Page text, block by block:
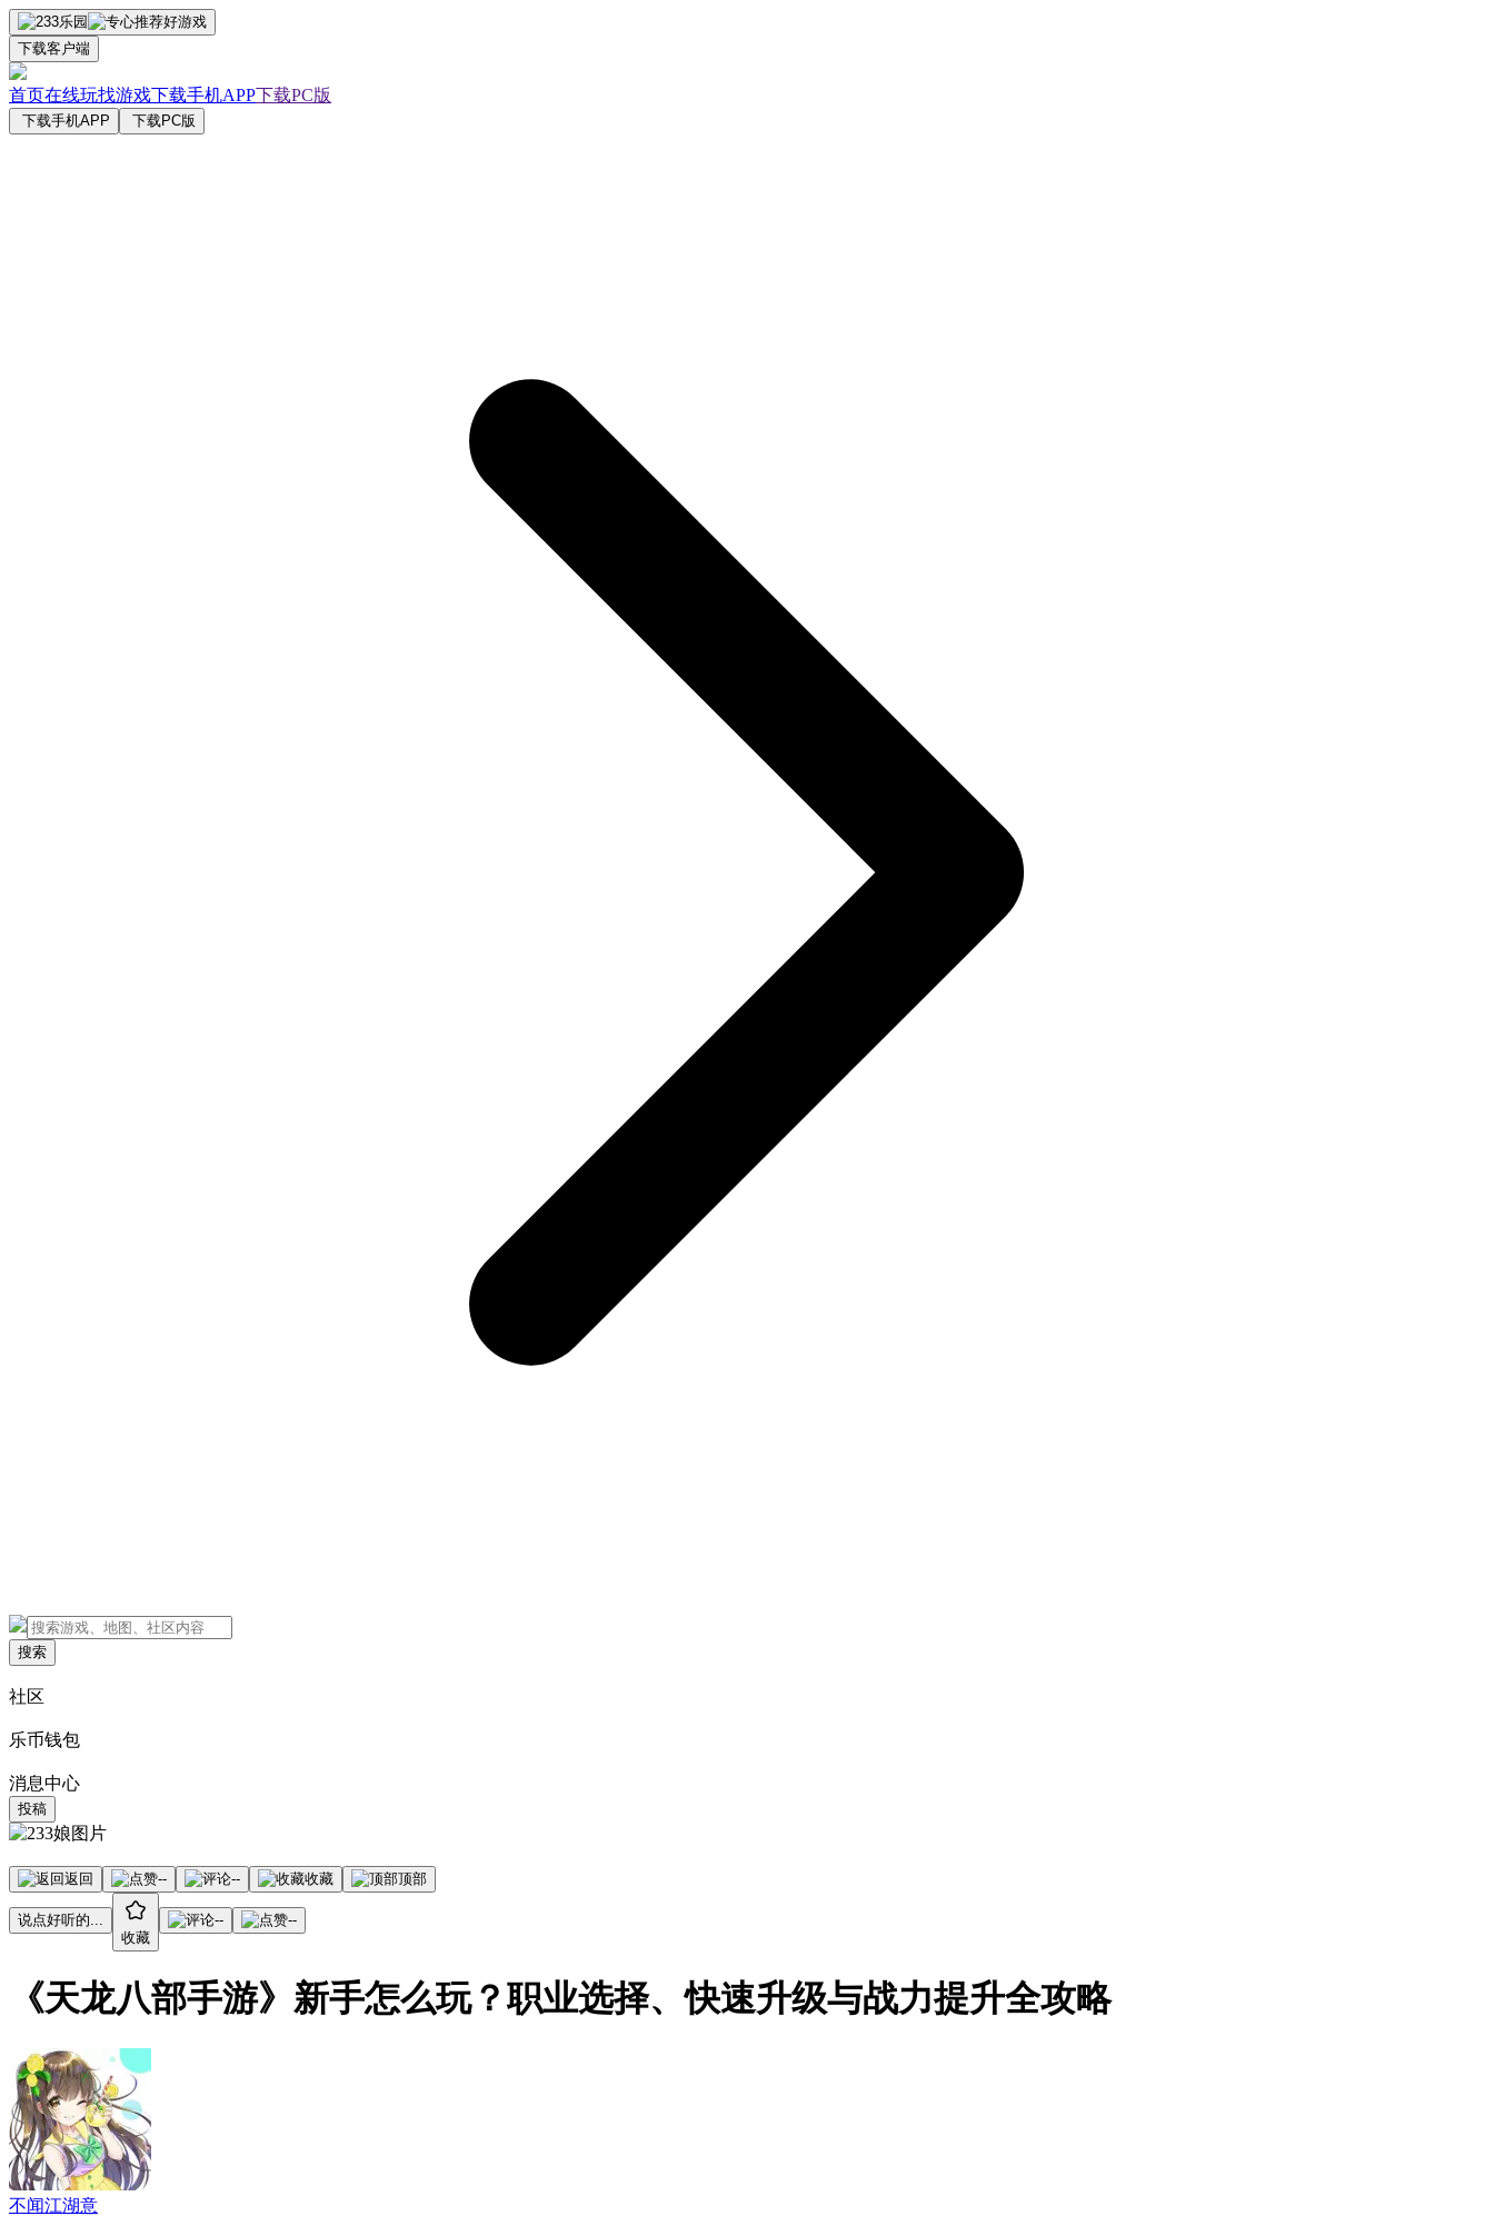
下载客户端
首页在线玩找游戏下载手机APP下载PC版
下载手机APP 下载PC版
搜索
社区
乐币钱包
消息中心
投稿
返回 -- -- 收藏 顶部
说点好听的...
收藏
-- --
《天龙八部手游》新手怎么玩？职业选择、快速升级与战力提升全攻略
不闻江湖意